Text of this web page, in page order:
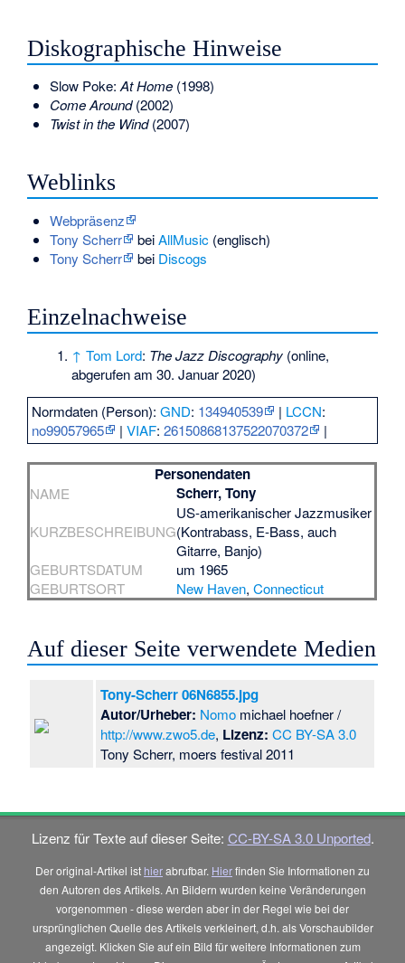
Diskographische Hinweise
Slow Poke:At Home(1998)
Come Around(2002)
Twist in the Wind(2007)
Weblinks
Webpräsenz
Tony Scherr
beiAllMusic(englisch)
Tony Scherr
bei Discogs
Einzelnachweise
↑ Tom Lord: The Jazz Discography (online,
abgerufen am 30. Januar 2020)
Normdaten (Person):GND: 134940539 | LCCN:
no99057965
|VIAF:26150868137522070372 |
Personendaten
NAME Scherr, Tony
KURZBESCHREIBUNG
US-amerikanischer Jazzmusiker
(Kontrabass, E-Bass, auch
Gitarre, Banjo)
GEBURTSDATUM
um 1965
GEBURTSORT
New Haven,Connecticut
Auf dieser Seite verwendete Medien
Tony-Scherr 06N6855.jpg
Autor/Urheber: Nomo michael hoefner /
http://www.zwo5.de, Lizenz: CC BY-SA 3.0
Tony Scherr, moers festival 2011
Lizenz für Texte auf dieser Seite: CC-BY-SA 3.0 Unported.
Der original-Artikel ist hierabrufbar. Hierfinden Sie Informationen zu
den Autoren des Artikels. An Bildern wurden keine Veränderungen
vorgenommen - diese werden aber in der Regel wie bei der
ursprünglichen Quelle des Artikels verkleinert, d.h. als Vorschaubilder
angezeigt. Klicken Sie auf ein Bild für weitere Informationen zum